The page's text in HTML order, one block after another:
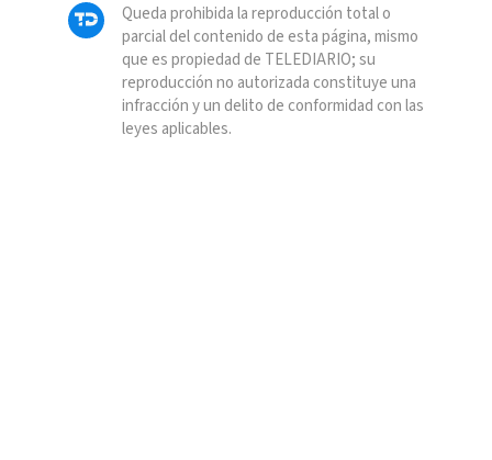
Queda prohibida la reproducción total o
parcial del contenido de esta página, mismo
que es propiedad de TELEDIARIO; su
reproducción no autorizada constituye una
infracción y un delito de conformidad con las
leyes aplicables.